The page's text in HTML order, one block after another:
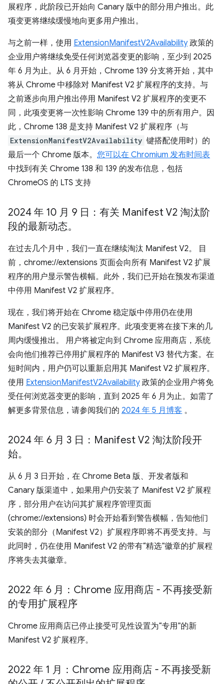
展程序，此阶段已开始向 Canary 版中的部分用户推出。此
项变更将继续缓慢地向更多用户推出。
与之前一样，使用 ExtensionManifestV2Availability 政策的
企业用户将继续免受任何浏览器变更的影响，至少到 2025
年 6 月为止。从 6 月开始，Chrome 139 分支将开始，其中
将从 Chrome 中移除对 Manifest V2 扩展程序的支持。与
之前逐步向用户推出停用 Manifest V2 扩展程序的变更不
同，此项变更将一次性影响 Chrome 139 中的所有用户。因
此，Chrome 138 是支持 Manifest V2 扩展程序（与
ExtensionManifestV2Availability 键搭配使用时）的
最后一个 Chrome 版本。 您可以在 Chromium 发布时间表
中找到有关 Chrome 138 和 139 的发布信息，包括
ChromeOS 的 LTS 支持
2024 年 10 月 9 日：有关 Manifest V2 淘汰阶
段的最新动态。
在过去几个月中，我们一直在继续淘汰 Manifest V2。 目
前，chrome://extensions 页面会向所有 Manifest V2 扩展
程序的用户显示警告横幅。此外，我们已开始在预发布渠道
中停用 Manifest V2 扩展程序。
现在，我们将开始在 Chrome 稳定版中停用仍在使用
Manifest V2 的已安装扩展程序。此项变更将在接下来的几
周内缓慢推出。 用户将被定向到 Chrome 应用商店，系统
会向他们推荐已停用扩展程序的 Manifest V3 替代方案。在
短时间内，用户仍可以重新启用其 Manifest V2 扩展程序。
使用 ExtensionManifestV2Availability 政策的企业用户将免
受任何浏览器变更的影响，直到 2025 年 6 月为止。如需了
解更多背景信息，请参阅我们的 2024 年 5 月博客 。
2024 年 6 月 3 日：Manifest V2 淘汰阶段开
始。
从 6 月 3 日开始，在 Chrome Beta 版、开发者版和
Canary 版渠道中，如果用户仍安装了 Manifest V2 扩展程
序，部分用户在访问其扩展程序管理页面
(chrome://extensions) 时会开始看到警告横幅，告知他们
安装的部分（Manifest V2）扩展程序即将不再受支持。与
此同时，仍在使用 Manifest V2 的带有“精选”徽章的扩展程
序将失去其徽章。
2022 年 6 月：Chrome 应用商店 - 不再接受新
的专用扩展程序
Chrome 应用商店已停止接受可见性设置为“专用”的新
Manifest V2 扩展程序。
2022 年 1 月：Chrome 应用商店 - 不再接受新